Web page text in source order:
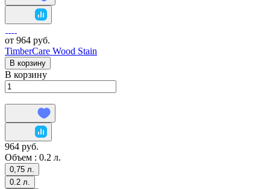
от 964 руб.
TimberCare Wood Stain
В корзину
В корзину
964 руб.
Объем : 0.2 л.
0,75 л.
0.2 л.